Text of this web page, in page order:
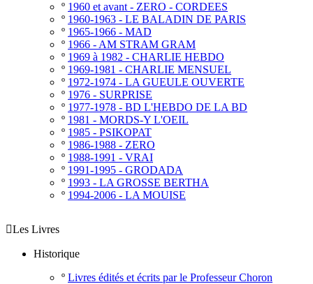
º 1960 et avant - ZERO - CORDEES
º 1960-1963 - LE BALADIN DE PARIS
º 1965-1966 - MAD
º 1966 - AM STRAM GRAM
º 1969 à 1982 - CHARLIE HEBDO
º 1969-1981 - CHARLIE MENSUEL
º 1972-1974 - LA GUEULE OUVERTE
º 1976 - SURPRISE
º 1977-1978 - BD L'HEBDO DE LA BD
º 1981 - MORDS-Y L'OEIL
º 1985 - PSIKOPAT
º 1986-1988 - ZERO
º 1988-1991 - VRAI
º 1991-1995 - GRODADA
º 1993 - LA GROSSE BERTHA
º 1994-2006 - LA MOUISE
Les Livres
Historique
º Livres édités et écrits par le Professeur Choron